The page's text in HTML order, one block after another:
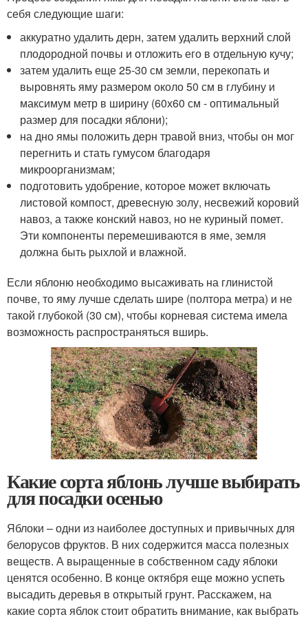
себя следующие шаги:
аккуратно удалить дерн, затем удалить верхний слой
плодородной почвы и отложить его в отдельную кучу;
затем удалить еще 25-30 см земли, перекопать и
выровнять яму размером около 50 см в глубину и
максимум метр в ширину (60х60 см - оптимальный
размер для посадки яблони);
на дно ямы положить дерн травой вниз, чтобы он мог
перегнить и стать гумусом благодаря
микроорганизмам;
подготовить удобрение, которое может включать
листовой компост, древесную золу, несвежий коровий
навоз, а также конский навоз, но не куриный помет.
Эти компоненты перемешиваются в яме, земля
должна быть рыхлой и влажной.
Если яблоню необходимо высаживать на глинистой
почве, то яму лучше сделать шире (полтора метра) и не
такой глубокой (30 см), чтобы корневая система имела
возможность распространяться вширь.
Какие сорта яблонь лучше выбирать
для посадки осенью
Яблоки – одни из наиболее доступных и привычных для
белорусов фруктов. В них содержится масса полезных
веществ. А выращенные в собственном саду яблоки
ценятся особенно. В конце октября еще можно успеть
высадить деревья в открытый грунт. Расскажем, на
какие сорта яблок стоит обратить внимание, как выбрать